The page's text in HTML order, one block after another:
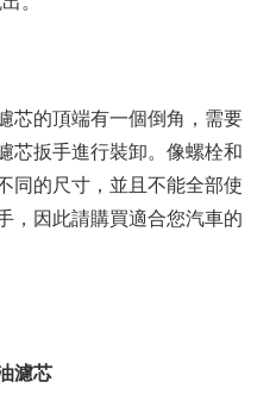
芯的頂端有一個倒角，需要
芯扳手進行裝卸。像螺栓和
同的尺寸，並且不能全部使
，因此請購買適合您汽車的
濾芯